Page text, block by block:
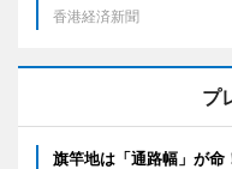
香港経済新聞
プ
旗竿地は「通路幅」が命